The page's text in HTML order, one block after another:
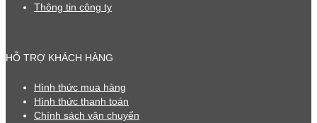
Thông tin công ty
HỖ TRỢ KHÁCH HÀNG
Hình thức mua hàng
Hình thức thanh toán
Chính sách vận chuyển